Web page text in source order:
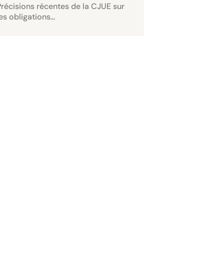
récentes de la CJUE sur
obligations...